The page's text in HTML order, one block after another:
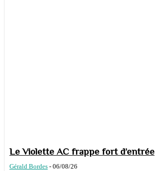
Le Violette AC frappe fort d’entrée
Gérald Bordes - 06/08/26